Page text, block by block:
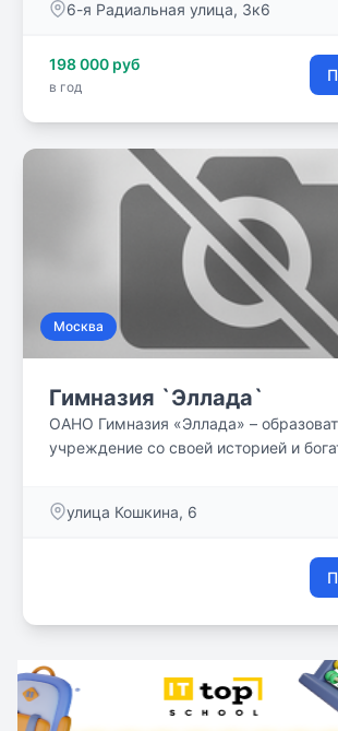
английскому языку, а также
старался привнести частицу себя в
общее дело.
6-я Радиальная улица, 3к6
198 000 руб
в год
Москва
Гимназия `Эллада`
ОАНО Гимназия «Эллада» –
учреждение со своей историей и
физически и нравственно здоровых
дальнейшему развитию,
улица Кошкина, 6